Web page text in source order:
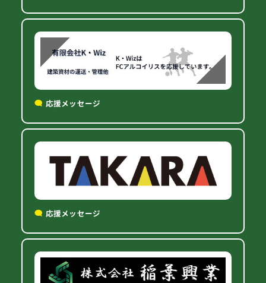
応援メッセージ
応援メッセージ